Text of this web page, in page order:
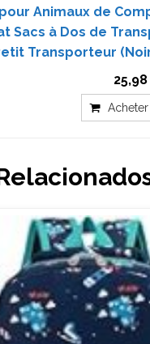
Animaux de
Sacs à Dos de
Transporteur
25,98